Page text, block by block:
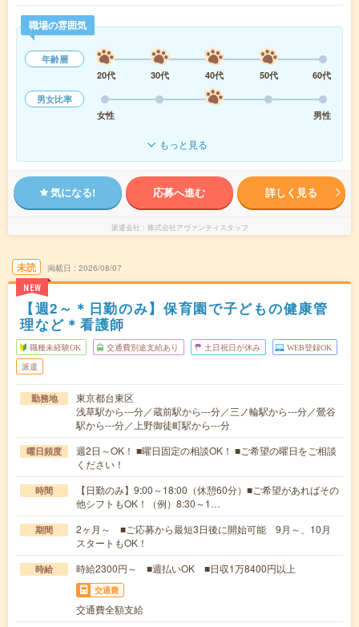
職場の雰囲気
年齢層
20代
30代 40代 50代
60代
男女比率
女性
男性
もっと見る
気になる! 応募へ進む 詳しく見る
派遣会社 株式会社アヴァンティスタッフ
未読
NEW
掲載日 2026/08/07
【週2～＊日勤のみ】保育園で子どもの健康管
理など＊看護師
職種未経験OK 交通費別途支給あり 土日祝日が休み WEB登録OK
派遣
勤務地
東京都台東区
浅草駅から---分／蔵前駅から---分／三ノ輪駅から---分／鶯谷
駅から---分／上野御徒町駅から---分
曜日頻度
週2日～OK！ ■曜日固定の相談OK！ ■ご希望の曜日をご相談
ください！
時間
【日勤のみ】9:00～18:00（休憩60分）■ご希望があればその
他シフトもOK！（例）8:30～1…
期間
2ヶ月～ ■ご応募から最短3日後に開始可能 9月～、10月
スタートもOK！
時給 時給2300円～ ■週払いOK ■日収1万8400円以上
交通費
交通費全額支給